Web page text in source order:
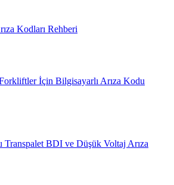
Kodları Rehberi
İçin Bilgisayarlı Arıza Kodu
BDI ve Düşük Voltaj Arıza